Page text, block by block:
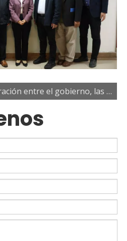
Profundizar la colaboración entre el gobierno, las universidades y las empresas para potenciar el desarrollo del talento industrial